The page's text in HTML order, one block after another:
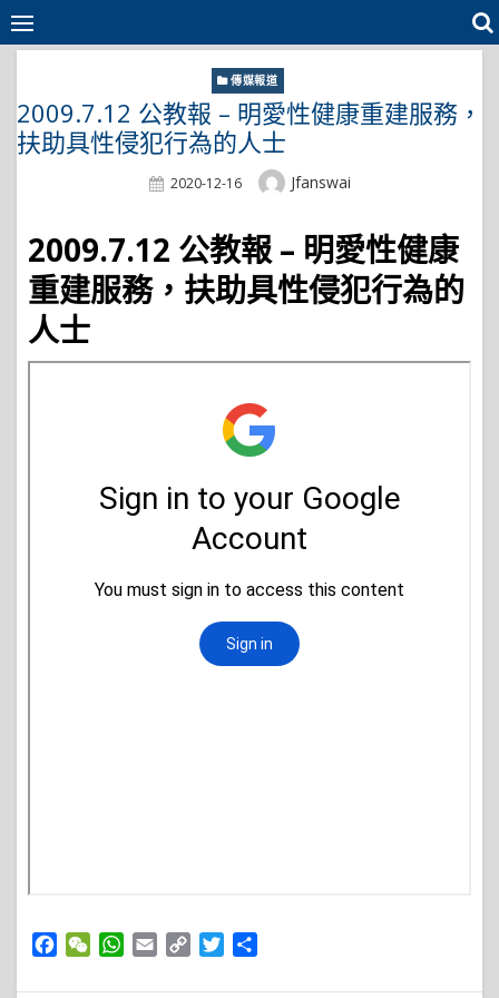
Skip
to
傳媒報道
2009.7.12 公教報 – 明愛性健康重建服務，
扶助具性侵犯行為的人士
Posted
2020-12-16 Author
Jfanswai
2009.7.12 公教報 – 明愛性健康
重建服務，扶助具性侵犯行為的
人士
Facebook
WeChatWhatsApp
Email Copy
Twitter